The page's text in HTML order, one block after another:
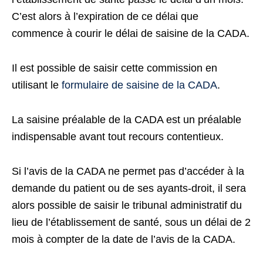
C’est alors à l’expiration de ce délai que
commence à courir le délai de saisine de la CADA.
Il est possible de saisir cette commission en
utilisant le formulaire de saisine de la CADA.
La saisine préalable de la CADA est un préalable
indispensable avant tout recours contentieux.
Si l’avis de la CADA ne permet pas d’accéder à la
demande du patient ou de ses ayants-droit, il sera
alors possible de saisir le tribunal administratif du
lieu de l’établissement de santé, sous un délai de 2
mois à compter de la date de l’avis de la CADA.